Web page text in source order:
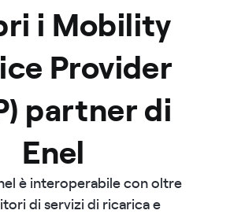
i Mobility
Provider
partner di
Enel
è interoperabile con oltre
di servizi di ricarica e